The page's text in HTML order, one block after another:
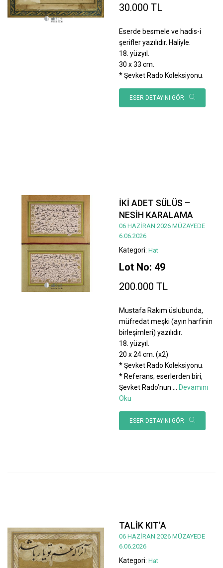
30.000 TL
Eserde besmele ve hadis-i
şerifler yazılıdır. Haliyle.
18. yüzyıl.
30 x 33 cm.
* Şevket Rado Koleksiyonu.
ESER DETAYINI GÖR
İKİ ADET SÜLÜS –
NESİH KARALAMA
06 HAZİRAN 2026 MÜZAYEDE
6.06.2026
Kategori: Hat
Lot No: 49
200.000 TL
Mustafa Rakım üslubunda,
müfredat meşki (ayın harfinin
birleşimleri) yazılıdır.
18. yüzyıl.
20 x 24 cm. (x2)
* Şevket Rado Koleksiyonu.
* Referans; eserlerden biri,
Şevket Rado’nun
Devamını
Oku
ESER DETAYINI GÖR
TALİK KIT’A
06 HAZİRAN 2026 MÜZAYEDE
6.06.2026
Kategori: Hat